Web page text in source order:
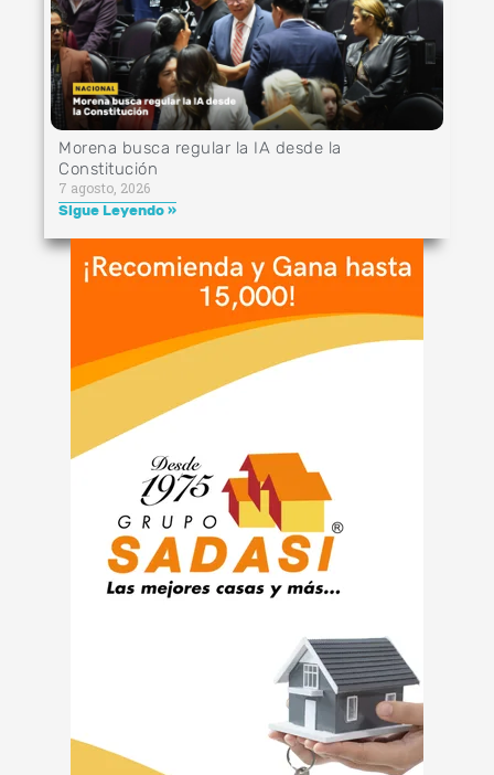
Morena busca regular la IA desde la
Constitución
7 agosto, 2026
Sigue Leyendo »